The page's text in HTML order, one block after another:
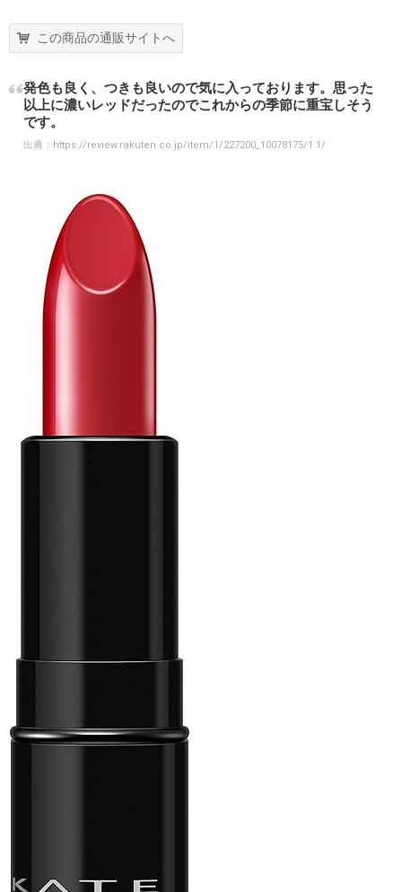
この商品の通販サイトへ
発色も良く、つきも良いので気に入っております。思った
以上に濃いレッドだったのでこれからの季節に重宝しそう
です。
出典： https://review.rakuten.co.jp/item/1/227200_10078175/1.1/